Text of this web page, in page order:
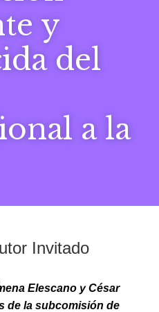
y
del
a la
Invitado
Elescano y César
de la subcomisión de